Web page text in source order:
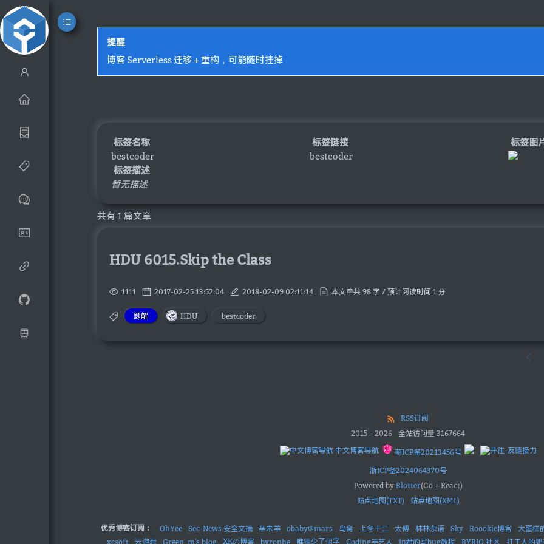
提醒
博客 Serverless 迁移 + 重构，可能随时挂掉
标签名称 标签链接
标签图
bestcoder
bestcoder
标签描述
暂无描述
共有 1 篇文章
HDU 6015.Skip the Class
1111 2017-02-25 13:52:04 2018-02-09 02:11:14 本文章共 98 字 / 预计阅读时间 1 分
题解 HDU bestcoder
RSS订阅
2015 – 2026 全站访问量 3167664
中文博客导航
萌ICP备20213456号
浙ICP备2024064370号
Powered by Blotter(Go + React)
站点地图(TXT)
站点地图(XML)
优秀博客订阅： OhYee Sec-News 安全文摘 辛未羊 obaby@mars 鸟窝 上冬十二 太傅 林林杂语 Sky Roookie博客
大蛋糕
xcsoft
云游君 Green_m's blog XKの博客 byronhe 唯獨少了個字 Coding手艺人 ip君的写bug教程 BYRIO 社区 打工人的